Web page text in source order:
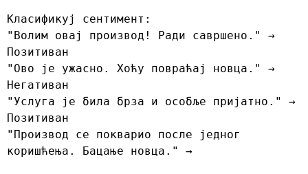
Класификуј сентимент:
"Волим овај производ! Ради савршено." →
Позитиван
"Ово је ужасно. Хоћу повраћај новца." →
Негативан
"Услуга је била брза и особље пријатно." →
Позитиван
"Производ се покварио после једног
коришћења. Бацање новца." →